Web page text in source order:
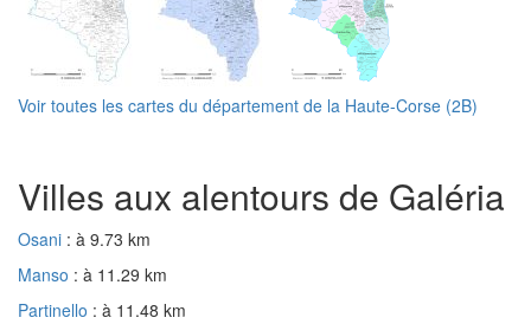
Voir toutes les cartes du département de la Haute-Corse (2B)
Villes aux alentours de Galéria
Osani : à 9.73 km
Manso : à 11.29 km
Partinello : à 11.48 km